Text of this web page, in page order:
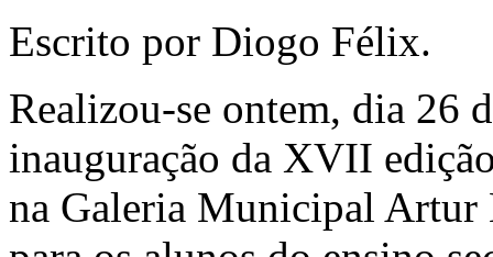
Escrito por Diogo Félix.
Realizou-se ontem, dia 26
inauguração da XVII
na Galeria Municipal Artur